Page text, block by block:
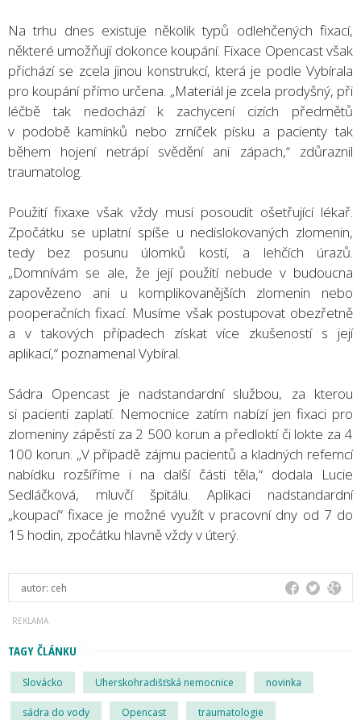
Na trhu dnes existuje několik typů odlehčených fixací,
některé umožňují dokonce koupání. Fixace Opencast však
přichází se zcela jinou konstrukcí, která je podle Vybírala
pro koupání přímo určena. „Materiál je zcela prodyšný, při
léčbě tak nedochází k zachycení cizích předmětů
v podobě kamínků nebo zrníček písku a pacienty tak
během hojení netrápí svědění ani zápach,“ zdůraznil
traumatolog.
Použití fixaxe však vždy musí posoudit ošetřující lékař.
Zpočátku se uplatní spíše u nedislokovaných zlomenin,
tedy bez posunu úlomků kostí, a lehčích úrazů.
„Domnívám se ale, že její použití nebude v budoucna
zapovězeno ani u komplikovanějších zlomenin nebo
pooperačních fixací. Musíme však postupovat obezřetně
a v takových případech získat více zkušeností s její
aplikací,“ poznamenal Vybíral.
Sádra Opencast je nadstandardní službou, za kterou
si pacienti zaplatí. Nemocnice zatím nabízí jen fixaci pro
zlomeniny zápěstí za 2 500 korun a předloktí či lokte za 4
100 korun. „V případě zájmu pacientů a kladných referncí
nabídku rozšíříme i na další části těla,“ dodala Lucie
Sedláčková, mluvčí špitálu. Aplikaci nadstandardní
„koupací“ fixace je možné využít v pracovní dny od 7 do
15 hodin, zpočátku hlavně vždy v úterý.
autor: ceh
TAGY ČLÁNKU
Slovácko Uherskohradišťská nemocnice novinka
sádra do vody Opencast traumatologie